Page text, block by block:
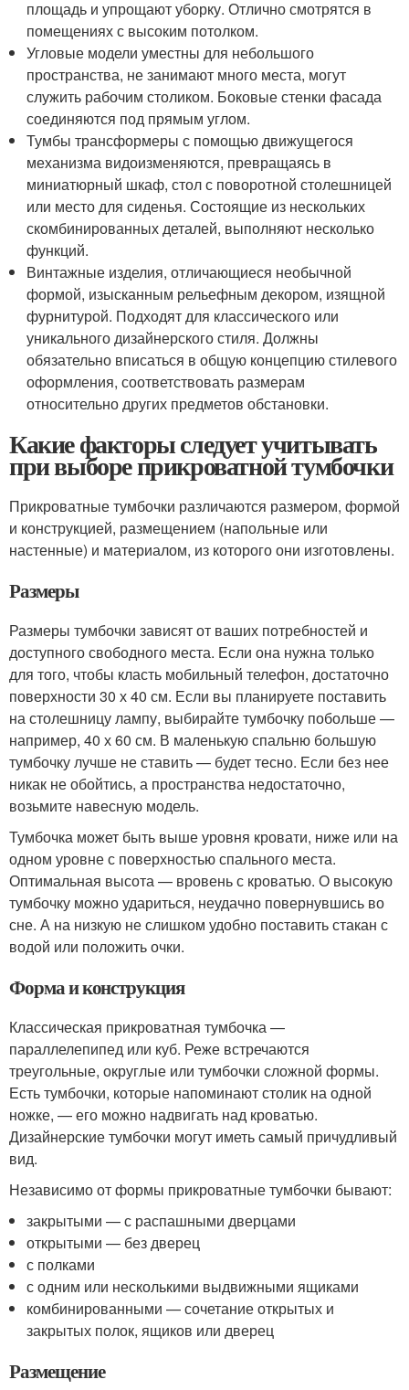
площадь и упрощают уборку. Отлично смотрятся в
помещениях с высоким потолком.
Угловые модели уместны для небольшого
пространства, не занимают много места, могут
служить рабочим столиком. Боковые стенки фасада
соединяются под прямым углом.
Тумбы трансформеры с помощью движущегося
механизма видоизменяются, превращаясь в
миниатюрный шкаф, стол с поворотной столешницей
или место для сиденья. Состоящие из нескольких
скомбинированных деталей, выполняют несколько
функций.
Винтажные изделия, отличающиеся необычной
формой, изысканным рельефным декором, изящной
фурнитурой. Подходят для классического или
уникального дизайнерского стиля. Должны
обязательно вписаться в общую концепцию стилевого
оформления, соответствовать размерам
относительно других предметов обстановки.
Какие факторы следует учитывать
при выборе прикроватной тумбочки
Прикроватные тумбочки различаются размером, формой
и конструкцией, размещением (напольные или
настенные) и материалом, из которого они изготовлены.
Размеры
Размеры тумбочки зависят от ваших потребностей и
доступного свободного места. Если она нужна только
для того, чтобы класть мобильный телефон, достаточно
поверхности 30 х 40 см. Если вы планируете поставить
на столешницу лампу, выбирайте тумбочку побольше —
например, 40 х 60 см. В маленькую спальню большую
тумбочку лучше не ставить — будет тесно. Если без нее
никак не обойтись, а пространства недостаточно,
возьмите навесную модель.
Тумбочка может быть выше уровня кровати, ниже или на
одном уровне с поверхностью спального места.
Оптимальная высота — вровень с кроватью. О высокую
тумбочку можно удариться, неудачно повернувшись во
сне. А на низкую не слишком удобно поставить стакан с
водой или положить очки.
Форма и конструкция
Классическая прикроватная тумбочка —
параллелепипед или куб. Реже встречаются
треугольные, округлые или тумбочки сложной формы.
Есть тумбочки, которые напоминают столик на одной
ножке, — его можно надвигать над кроватью.
Дизайнерские тумбочки могут иметь самый причудливый
вид.
Независимо от формы прикроватные тумбочки бывают:
закрытыми — с распашными дверцами
открытыми — без дверец
с полками
с одним или несколькими выдвижными ящиками
комбинированными — сочетание открытых и
закрытых полок, ящиков или дверец
Размещение